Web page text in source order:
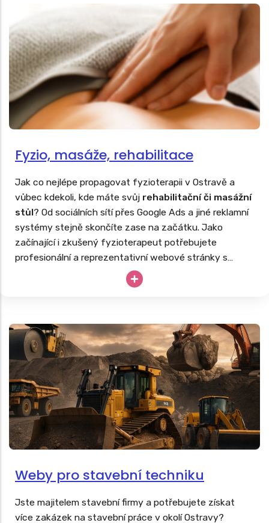
Fyzio, masáže, rehabilitace
Jak co nejlépe propagovat fyzioterapii v Ostravě a
vůbec kdekoli, kde máte svůj rehabilitační či masážní
stůl? Od sociálních sítí přes Google Ads a jiné reklamní
systémy stejně skončíte zase na začátku. Jako
začínající i zkušený fyzioterapeut potřebujete
profesionální a reprezentativní webové stránky s
nabídkou masáží, fyzioterapie či rehabilitací další
podpůrné léčby. Stejně tak, jako tvoříme
Weby pro stavební techniku
Jste majitelem stavební firmy a potřebujete získat
více zakázek na stavební práce v okolí Ostravy?